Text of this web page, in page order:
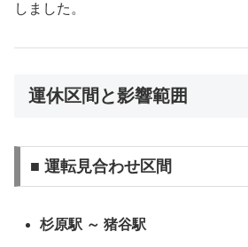
しました。
運休区間と影響範囲
■ 運転見合わせ区間
杉原駅 ～ 猪谷駅